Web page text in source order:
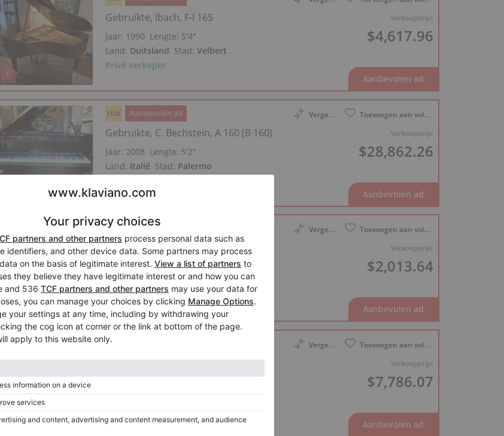
Verkoopprijs:
$4,617.96
Gebruikte, Ibach, F-I 165
Jaar: 1990 Lengte: 5′4″
Land: Duitsland Stad:Velbert
Privé verkoper
Vergelijk Toevoegen aan volglijst
Verkoopprijs:
$28,862.26
Hot Aanbevolen ad
Gebruikte, C. Bechstein, A 160 (B 160)
Jaar: 2008 Lengte: 5′2″
Land: Italië Stad: Palermo
Vergelijk Toevoegen aan volglijst
Verkoopprijs:
$2,013.64
Hot Aanbevolen ad
Gebruikte, Gors & Kallmann, Baby
Grand (152)
Jaar: 1939 Lengte:5′2″
Land:Polen Stad:Poznan
Privé verkoper
Vergelijk Toevoegen aan volglijst
Verkoopprijs:
$7,786.07
Hot
Gebruikte, Petrof, P 173 Breeze (IV)
Land:Polen Stad:Warsaw
Bedrijf/ Geverifieerde verkoper